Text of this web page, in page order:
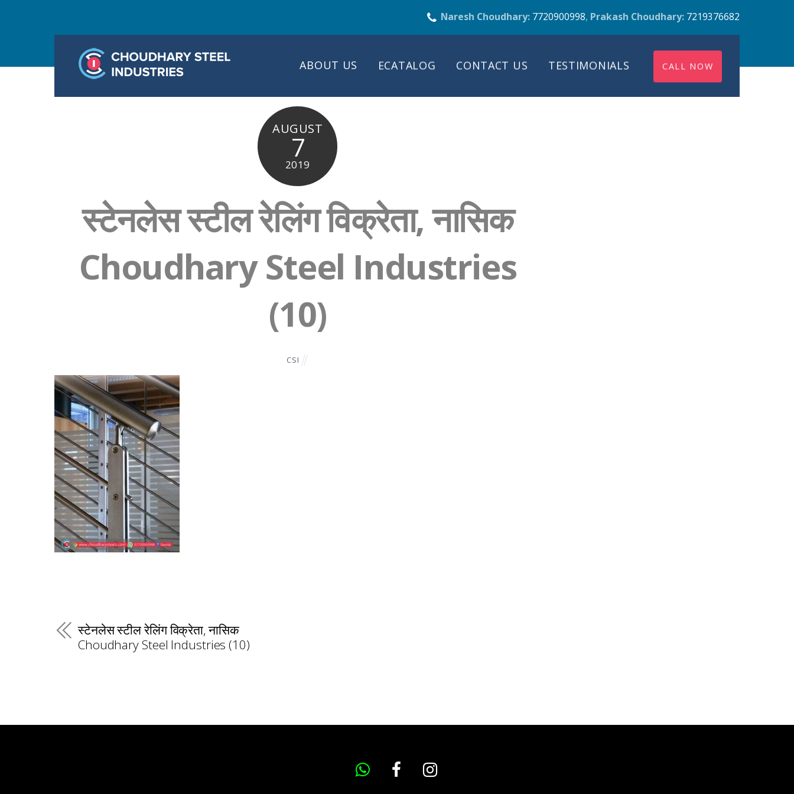
Naresh Choudhary: 7720900998, Prakash Choudhary: 7219376682
ABOUT US ECATALOG CONTACT US TESTIMONIALS CALL NOW
AUGUST
7
2019
स्टेनलेस स्टील रेलिंग विक्रेता, नासिक
Choudhary Steel Industries
(10)
CSI
स्टेनलेस स्टील रेलिंग विक्रेता, नासिक
Choudhary Steel Industries (10)